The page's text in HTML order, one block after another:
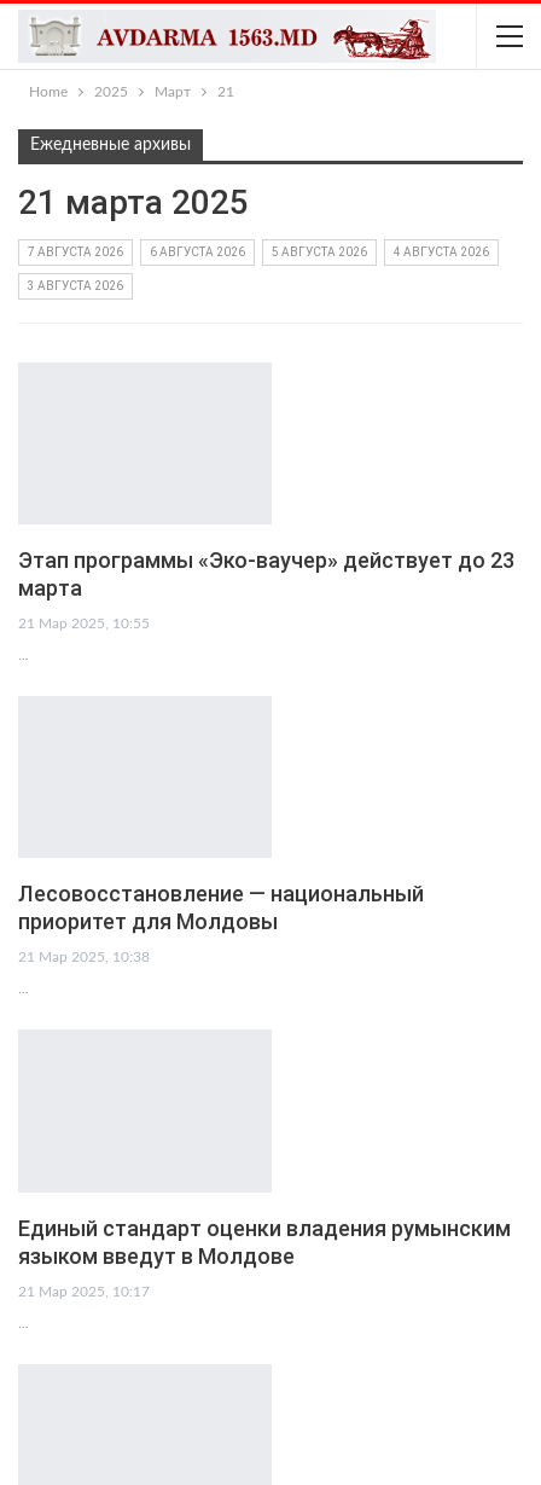
Home 2025 Март 21
Ежедневные архивы
21 марта 2025
7 АВГУСТА 2026 6 АВГУСТА 2026 5 АВГУСТА 2026 4 АВГУСТА 2026
3 АВГУСТА 2026
Этап программы «Эко-ваучер» действует до 23
марта
21 Мар 2025, 10:55
…
Лесовосстановление — национальный
приоритет для Молдовы
21 Мар 2025, 10:38
…
Единый стандарт оценки владения румынским
языком введут в Молдове
21 Мар 2025, 10:17